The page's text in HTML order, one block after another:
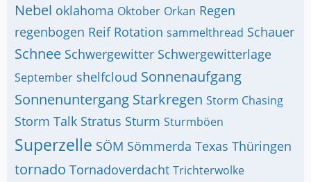
Nebel oklahoma Oktober Orkan Regen
regenbogen Reif Rotation sammelthread Schauer
Schnee Schwergewitter Schwergewitterlage
September shelfcloud Sonnenaufgang
Sonnenuntergang Starkregen Storm Chasing
Storm Talk Stratus Sturm Sturmböen
Superzelle SÖM Sömmerda Texas Thüringen
tornado Tornadoverdacht Trichterwolke